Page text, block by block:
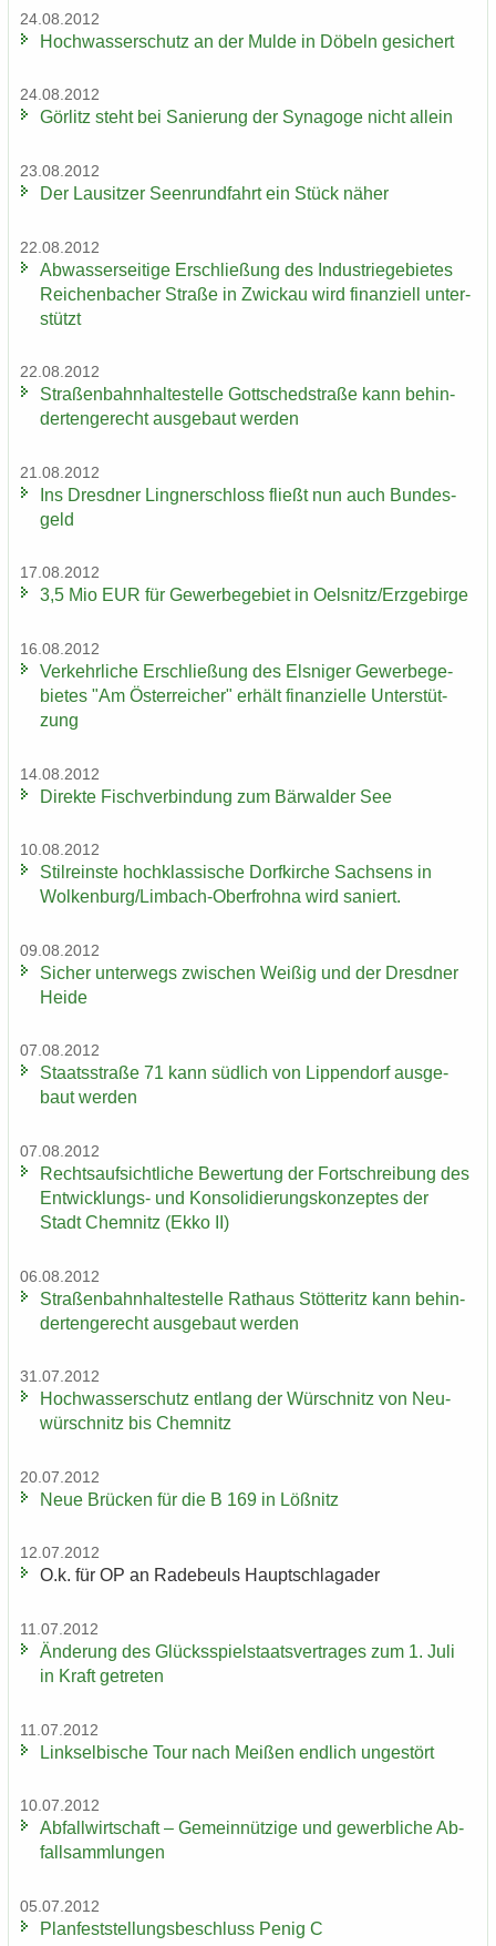
24.08.2012
Hoch­was­ser­schutz an der Mulde in Dö­beln ge­si­chert
24.08.2012
Gör­litz steht bei Sa­nie­rung der Syn­ago­ge nicht al­lein
23.08.2012
Der Lau­sit­zer Seen­rund­fahrt ein Stück näher
22.08.2012
Ab­was­ser­sei­ti­ge Er­schlie­ßung des In­dus­trie­ge­bie­tes
Rei­chen­ba­cher Stra­ße in Zwi­ckau wird fi­nan­zi­ell un­ter­
stützt
22.08.2012
Stra­ßen­bahn­hal­te­stel­le Gott­sched­stra­ße kann be­hin­
der­ten­ge­recht aus­ge­baut wer­den
21.08.2012
Ins Dresd­ner Ling­ner­schloss fließt nun auch Bun­des­
geld
17.08.2012
3,5 Mio EUR für Ge­wer­be­ge­biet in Oels­nitz/Erz­ge­bir­ge
16.08.2012
Ver­kehr­li­che Er­schlie­ßung des Els­ni­ger Ge­wer­be­ge­
bie­tes "Am Ös­ter­rei­cher" er­hält fi­nan­zi­el­le Un­ter­stüt­
zung
14.08.2012
Di­rek­te Fisch­ver­bin­dung zum Bär­wal­der See
10.08.2012
Stil­reins­te hoch­klas­si­sche Dorf­kir­che Sach­sens in
Wol­ken­burg/Limbach-​Oberfrohna wird sa­niert.
09.08.2012
Si­cher un­ter­wegs zwi­schen Wei­ßig und der Dresd­ner
Heide
07.08.2012
Staats­stra­ße 71 kann süd­lich von Lip­pen­dorf aus­ge­
baut wer­den
07.08.2012
Rechts­auf­sicht­li­che Be­wer­tung der Fort­schrei­bung des
Entwicklungs-​ und Kon­so­li­die­rungs­kon­zep­tes der
Stadt Chem­nitz (Ekko II)
06.08.2012
Stra­ßen­bahn­hal­te­stel­le Rat­haus Stöt­teritz kann be­hin­
der­ten­ge­recht aus­ge­baut wer­den
31.07.2012
Hoch­was­ser­schutz ent­lang der Wür­schnitz von Neu­
wür­schnitz bis Chem­nitz
20.07.2012
Neue Brü­cken für die B 169 in Löß­nitz
12.07.2012
O.k. für OP an Ra­de­beuls Haupt­schlag­ader
11.07.2012
Än­de­rung des Glücks­spiel­staats­ver­tra­ges zum 1. Juli
in Kraft ge­tre­ten
11.07.2012
Linksel­bi­sche Tour nach Mei­ßen end­lich un­ge­stört
10.07.2012
Ab­fall­wirt­schaft – Ge­mein­nüt­zi­ge und ge­werb­li­che Ab­
fall­samm­lun­gen
05.07.2012
Plan­fest­stel­lungs­be­schluss Penig C